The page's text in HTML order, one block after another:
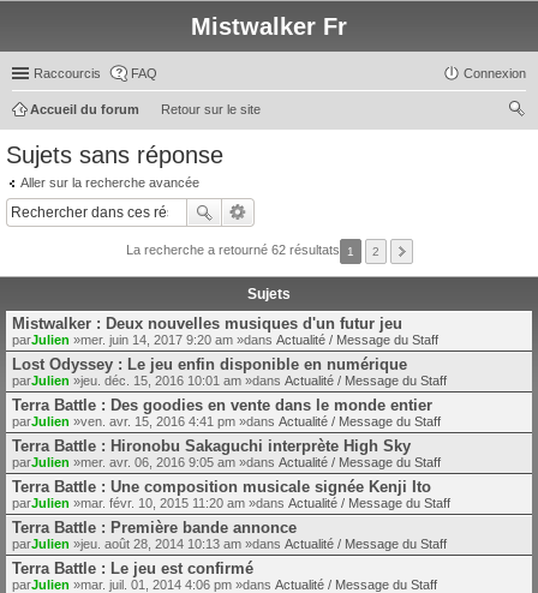
Mistwalker Fr
Raccourcis FAQ Connexion
Retour sur le site
Accueil du forum
Sujets sans réponse
Aller sur la recherche avancée
La recherche a retourné 62 résultats 1 2
Sujets
Mistwalker : Deux nouvelles musiques d'un futur jeu
parJulien »mer. juin 14, 2017 9:20 am »dans Actualité / Message du Staff
Lost Odyssey : Le jeu enfin disponible en numérique
parJulien »jeu. déc. 15, 2016 10:01 am »dans Actualité / Message du Staff
Terra Battle : Des goodies en vente dans le monde entier
parJulien »ven. avr. 15, 2016 4:41 pm »dans Actualité / Message du Staff
Terra Battle : Hironobu Sakaguchi interprète High Sky
parJulien »mer. avr. 06, 2016 9:05 am »dans Actualité / Message du Staff
Terra Battle : Une composition musicale signée Kenji Ito
parJulien »mar. févr. 10, 2015 11:20 am »dans Actualité / Message du Staff
Terra Battle : Première bande annonce
parJulien »jeu. août 28, 2014 10:13 am »dans Actualité / Message du Staff
Terra Battle : Le jeu est confirmé
parJulien »mar. juil. 01, 2014 4:06 pm »dans Actualité / Message du Staff